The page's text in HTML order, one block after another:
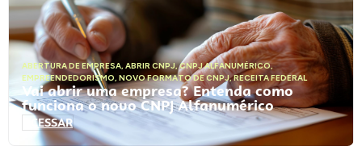
ABERTURA DE EMPRESA, ABRIR CNPJ,CNPJ ALFANUMÉRICO,
EMPREENDEDORISMO, NOVO FORMATO DE CNPJ,RECEITA FEDERAL
Vai abrir uma empresa? Entenda como
funciona o novo CNPJ Alfanumérico
ACESSAR